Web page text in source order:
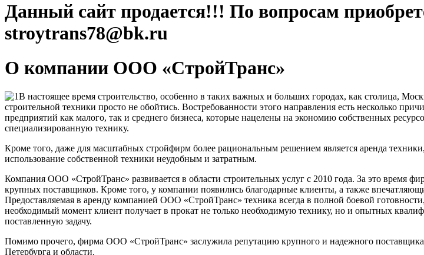
Данный сайт продается!!! По вопросам
stroytrans78@bk.ru
О компании ООО «СтройТранс»
В настоящее время строительство, особенно в таких важных и больших городах, как столица,
строительной техники просто не обойтись. Востребованности этого направления есть несколько
предприятий как малого, так и среднего бизнеса, которые нацелены на экономию собственных
специализированную технику.
Кроме того, даже для масштабных стройфирм более рациональным решением является аренда
использование собственной техники неудобным и затратным.
Компания ООО «СтройТранс» развивается в области строительных услуг с 2010 года. За это время
крупных поставщиков. Кроме того, у компании появились благодарные клиенты, а также
Предоставляемая в аренду компанией ООО «СтройТранс» техника всегда в полной боевой
необходимый момент клиент получает в прокат не только необходимую технику, но и опытных
поставленную задачу.
Помимо прочего, фирма ООО «СтройТранс» заслужила репутацию крупного и надежного поставщика
Петербурга и области.